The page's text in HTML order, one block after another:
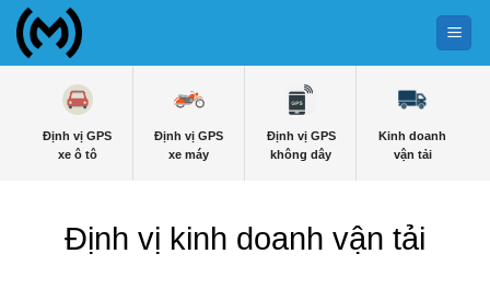
Bỏ
qua
nội
Định vị GPS
xe ô tô
Định vị GPS
xe máy
Định vị GPS
không dây
Kinh doanh
vận tải
Định vị kinh doanh vận tải